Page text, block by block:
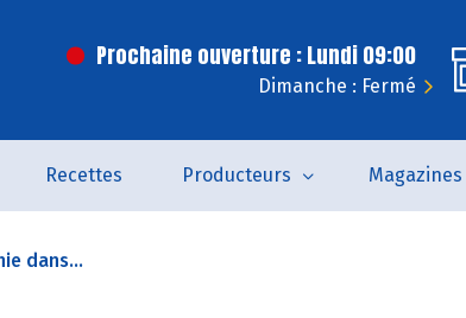
Prochaine ouverture : Lundi 09:00
Dimanche : Fermé
Recettes Producteurs Magazines
dans...